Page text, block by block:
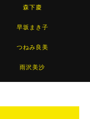
森下慶
早坂まき子
つねみ良美
雨沢美沙